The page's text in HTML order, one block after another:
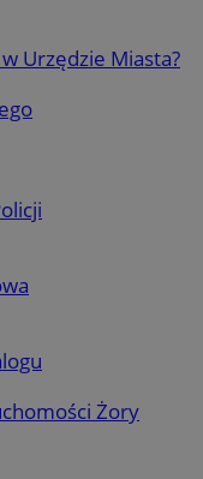
Urzędzie Miasta?
Żory